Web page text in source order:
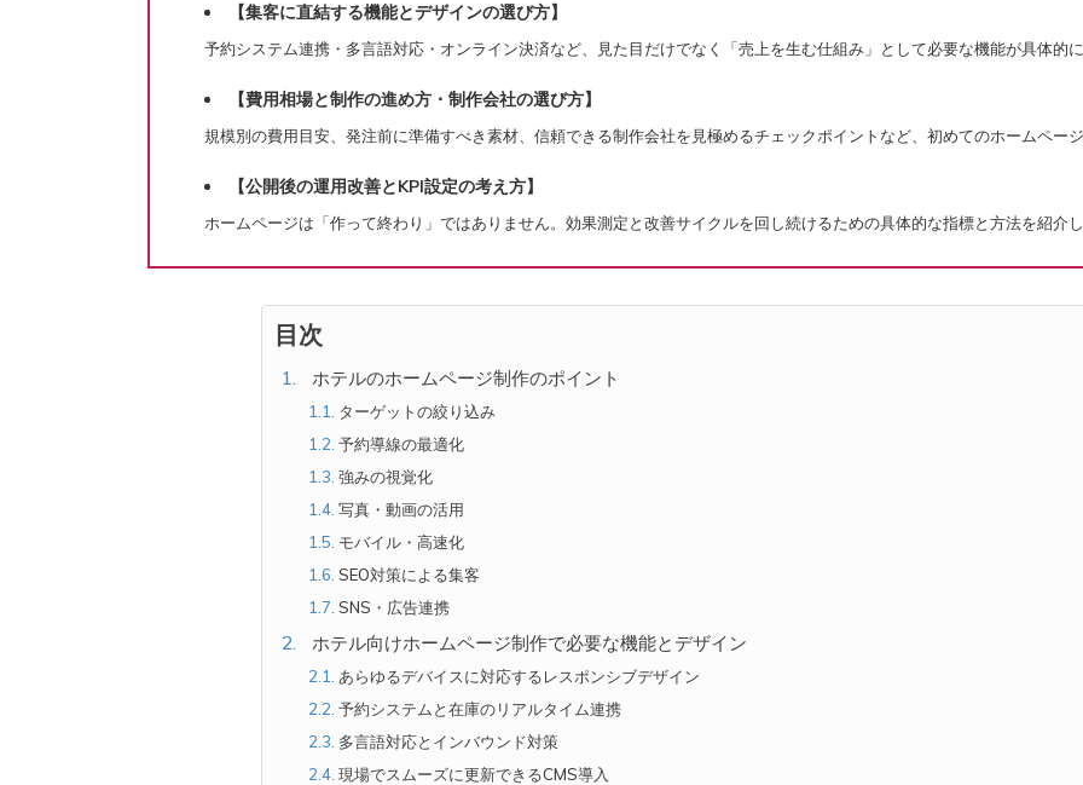
【集客に直結する機能とデザインの選び方】
予約システム連携・多言語対応・オンライン決済など、見た目だけでなく「売上を生む仕組み」として必要な機能が具体的
【費用相場と制作の進め方・制作会社の選び方】
規模別の費用目安、発注前に準備すべき素材、信頼できる制作会社を見極めるチェックポイントなど、初めてのホームペー
【公開後の運用改善とKPI設定の考え方】
ホームページは「作って終わり」ではありません。効果測定と改善サイクルを回し続けるための具体的な指標と方法を紹介
目次
ホテルのホームページ制作のポイント
ターゲットの絞り込み
予約導線の最適化
強みの視覚化
写真・動画の活用
モバイル・高速化
SEO対策による集客
SNS・広告連携
ホテル向けホームページ制作で必要な機能とデザイン
あらゆるデバイスに対応するレスポンシブデザイン
予約システムと在庫のリアルタイム連携
多言語対応とインバウンド対策
現場でスムーズに更新できるCMS導入